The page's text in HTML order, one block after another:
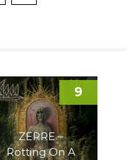
ZERRE –
Rotting On A
9